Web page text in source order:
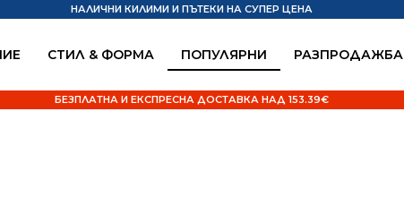
СТИЛ & ФОРМА ПОПУЛЯРНИ РАЗПРОДАЖБА
НАЛИЧНИ КИЛИМИ И ПЪТЕКИ НА СУПЕР ЦЕНА
БЕЗПЛАТНА И ЕКСПРЕСНА ДОСТАВКА НАД 153.39€